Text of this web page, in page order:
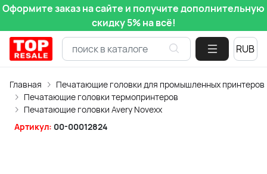
Оформите заказ на сайте и получите дополнительную
скидку 5% на всё!
Главная
Печатающие головки для промышленных принтеров
Печатающие головки термопринтеров
Печатающие головки Avery Novexx
Артикул: 00-00012824